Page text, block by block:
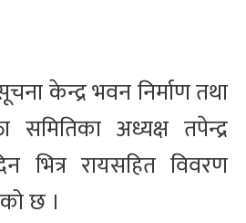
केन्द्र भवन निर्माण तथा
समितिका अध्यक्ष तपेन्द्र
भित्र रायसहित विवरण
छ ।